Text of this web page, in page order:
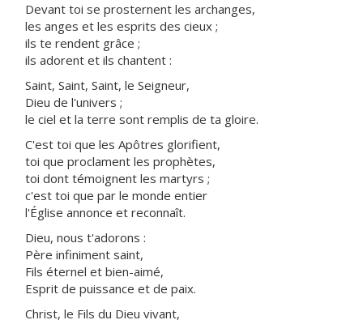
Devant toi se prosternent les archanges,
les anges et les esprits des cieux ;
ils te rendent grâce ;
ils adorent et ils chantent :
Saint, Saint, Saint, le Seigneur,
Dieu de l'univers ;
le ciel et la terre sont remplis de ta gloire.
C'est toi que les Apôtres glorifient,
toi que proclament les prophètes,
toi dont témoignent les martyrs ;
c'est toi que par le monde entier
l'Église annonce et reconnaît.
Dieu, nous t'adorons :
Père infiniment saint,
Fils éternel et bien-aimé,
Esprit de puissance et de paix.
Christ, le Fils du Dieu vivant,